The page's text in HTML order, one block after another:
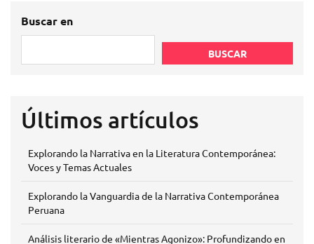
Buscar en
BUSCAR
Últimos artículos
Explorando la Narrativa en la Literatura Contemporánea:
Voces y Temas Actuales
Explorando la Vanguardia de la Narrativa Contemporánea
Peruana
Análisis literario de «Mientras Agonizo»: Profundizando en